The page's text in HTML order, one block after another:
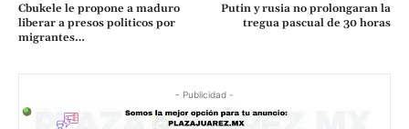
Cbukele le propone a maduro
liberar a presos politicos por
migrantes…
Putin y rusia no prolongaran la
tregua pascual de 30 horas
- Publicidad -